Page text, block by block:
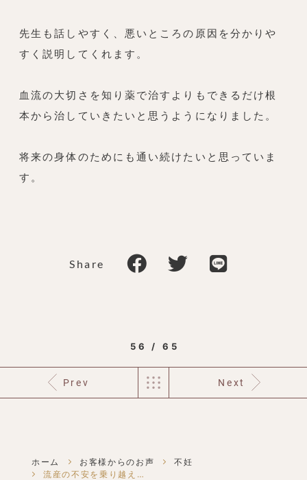
先生も話しやすく、悪いところの原因を分かりや
すく説明してくれます。
血流の大切さを知り薬で治すよりもできるだけ根
本から治していきたいと思うようになりました。
将来の身体のためにも通い続けたいと思っていま
す。
Share
56 / 65
Prev Next
ホーム お客様からのお声
不妊
流産の不安を乗り越え、安心して妊活に取り組めました